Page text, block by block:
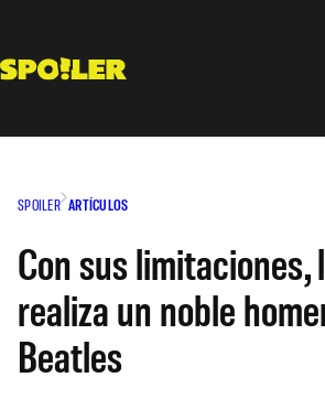
contenido
SPOILER ARTÍCULOS
Con sus limitaciones,
realiza un noble
Beatles